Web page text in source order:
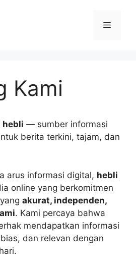
Menu
Kami
hebli — sumber informasi
berita terkini, tajam, dan
arus informasi digital, hebli
online yang berkomitmen
akurat, independen,
. Kami percaya bahwa
mendapatkan informasi
dan relevan dengan